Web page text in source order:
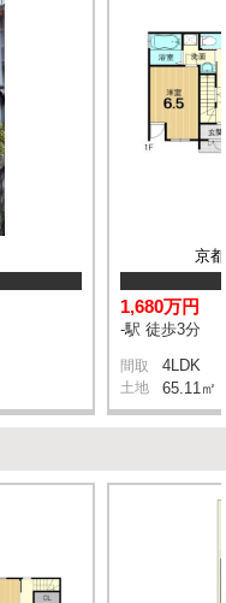
京
1,680万円
-駅 徒歩3分
間取 4LDK
土地 65.11㎡